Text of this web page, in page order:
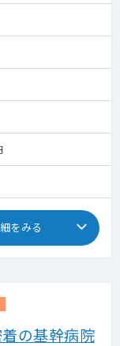
をみる
の基幹病院